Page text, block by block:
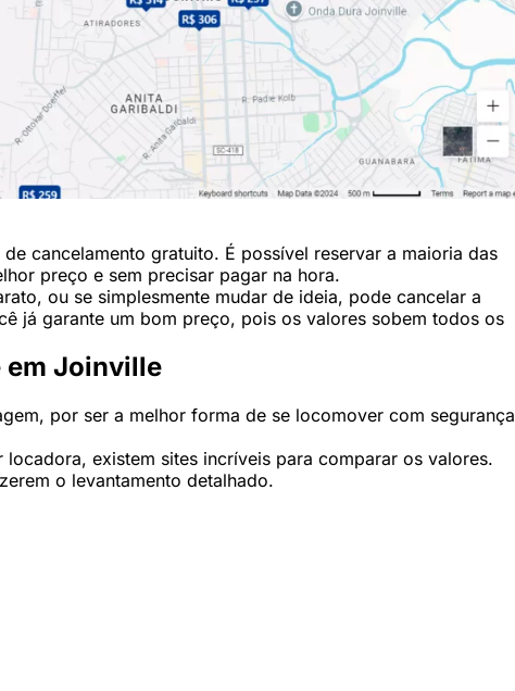
cancelamento gratuito. É possível reservar a maioria das
preço e sem precisar pagar na hora.
ou se simplesmente mudar de ideia, pode cancelar a
já garante um bom preço, pois os valores sobem todos os
em Joinville
por ser a melhor forma de se locomover com segurança
existem sites incríveis para comparar os valores.
o levantamento detalhado.